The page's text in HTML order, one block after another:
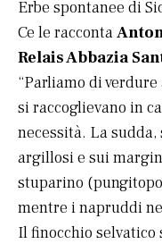
Erbe spontanee di
Ce le racconta
Relais Abbazia
“Parliamo di
si raccoglievano in
necessità. La
argillosi e sui
stuparino
mentre i napruddi
Il finocchio